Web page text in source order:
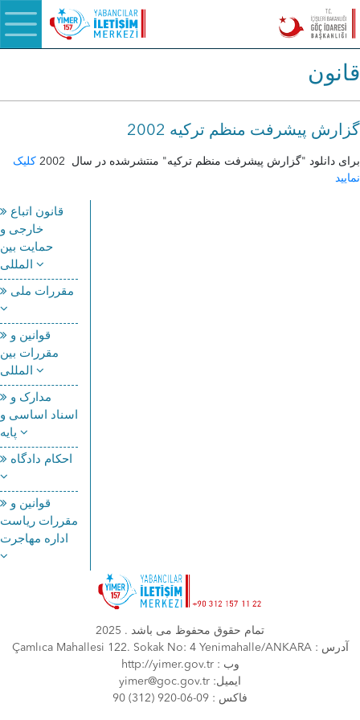
قانون
گزارش پیشرفت منظم ترکیه 2002
برای دانلود "گزارش پیشرفت منظم ترکیه" منتشرشده در سال 2002
کلیک
نمایید
خارجی و
حمایت بین
مقررات ملی
مقررات بین
اسناد اساسی و
احکام دادگاه
مقررات ریاست
اداره مهاجرت
تمام حقوق محفوظ می باشد . 2025
Çamlıca Mahallesi 122. Sokak No: 4 Yenimahalle/ANKARA : آدرس
http://yimer.gov.tr : وب
yimer@goc.gov.tr :ایمیل
90 (312) 920-06-09 : فاكس